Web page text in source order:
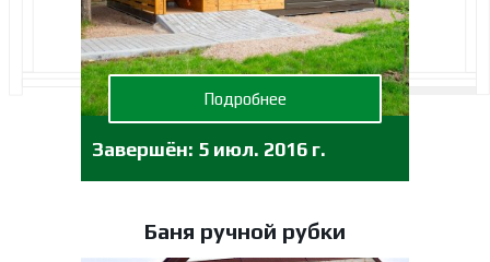
Завершён: 5 июл. 2016 г.
Подробнее
Баня ручной рубки